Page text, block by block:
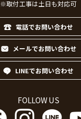
※取付工事は土日も対応可
電話でお問い合わせ
メールでお問い合わせ
LINEでお問い合わせ
FOLLOW US